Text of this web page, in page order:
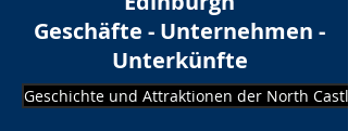
Geschäfte - Unternehmen -
Unterkünfte
Geschichte und Attraktionen der North